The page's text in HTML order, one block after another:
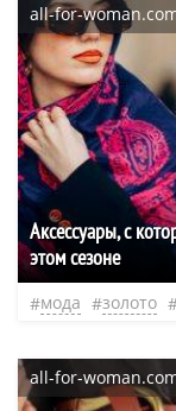
all-for-
Аксессуары, с
этом сезоне
мода золото
all-for-